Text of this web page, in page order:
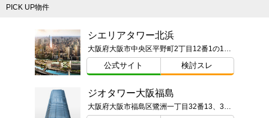
PICK UP物件
シエリアタワー北浜
大阪府大阪市中央区平野町2丁目12番1の1の一部（地番）
公式サイト 検討スレ
ジオタワー大阪福島
大阪府大阪市福島区鷺洲一丁目32番13、32番12、32番19、34番2、50番、51番1、53番1（地番）